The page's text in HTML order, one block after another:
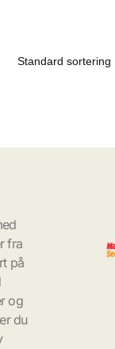
fra
på
og
du